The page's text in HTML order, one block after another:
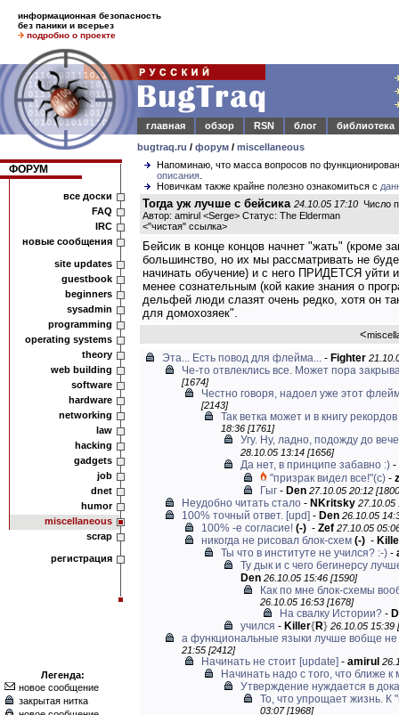
информационная безопасность
без паники и всерьез
подробно о проекте
главная обзор RSN блог
библиотека
bugtraq.ru / форум / miscellaneous
ФОРУМ
все доски
FAQ
IRC
новые сообщения
site updates
guestbook
beginners
sysadmin
programming
operating systems
theory
web building
software
hardware
networking
law
hacking
gadgets
job
dnet
humor
miscellaneous
scrap
регистрация
Легенда:
новое сообщение
закрытая нитка
Напоминаю, что масса вопросов по
описания
Новичкам также крайне полезно ознакомиться с
Тогда уж лучше с бейсика 24.10.05 17:10 Число
Автор: amirul <Serge> Статус: The Elderman
<"чистая" ссылка>
Бейсик в конце концов начнет "жать" (кроме
большинство, но их мы рассматривать не
начинать обучение) и с него ПРИДЕТСЯ уйти
менее сознательным (кой какие знания о
дельфей люди слазят очень редко, хотя он
для домохозяек".
<
Эта... Есть повод для флейма... - Fighter
Че-то отвлеклись все. Может пора
[1674]
Честно говоря, надоел уже этот
[2143]
Так ветка может и в книгу
18:36 [1761]
Угу. Ну, ладно, подожду до
28.10.05 13:14 [1656]
Да нет, в принципе забавно :) -
"призрак видел все!"(с) -
Гыг - Den 27.10.05 20:12
Неудобно читать стало - NKritsky 27.10.05
100% точный ответ. [upd] - Den 26.10.05
100% -е согласие! (-) - Zef 27.10.05
никогда не рисовал блок-схем (-) -
Ты что в институте не учился? :-) -
Ту дык и с чего бегинерсу
Den 26.10.05 15:46 [1590]
Как по мне блок-схемы
26.10.05 16:53 [1678]
На свалку Истории? -
учился - Killer{R} 26.10.05 15:39
а функциональные языки лучше вобще не
21:55 [2412]
Начинать не стоит [update] - amirul
Начинать надо с того, что ближе
Утверждение нуждается в
То, что упрощает жизнь. К
03:07 [1968]